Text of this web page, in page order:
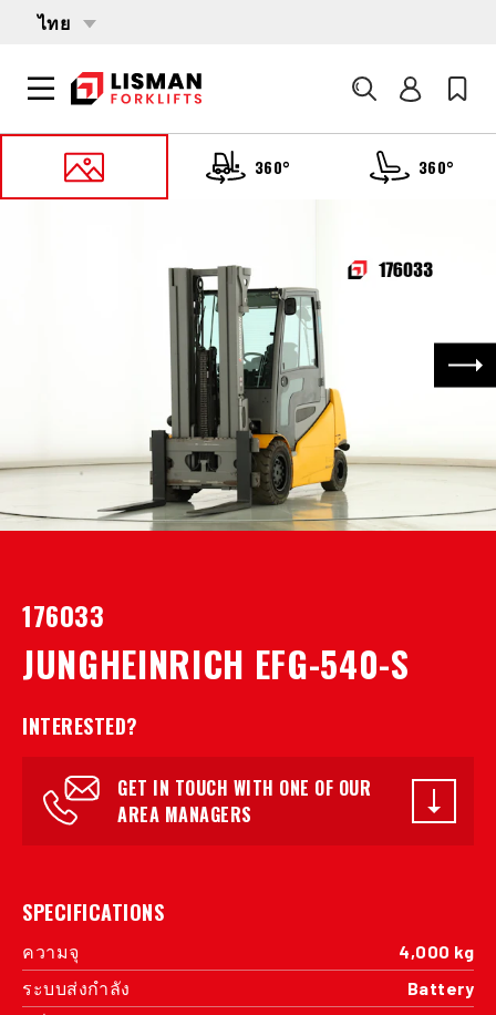
ไทย
ค้นหา
360° 360°
176033 JUNGHEINRICH EFG-540-S
ถัด
176033
JUNGHEINRICH EFG-540-S
INTERESTED?
GET IN TOUCH WITH ONE OF OUR
AREA MANAGERS
SPECIFICATIONS
ความจุ
4,000 kg
ระบบส่งกำลัง
Battery